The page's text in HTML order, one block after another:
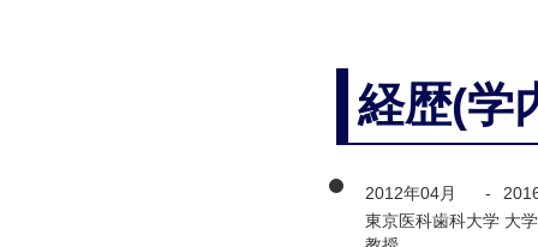
経歴(学
2012年04月 -
東京医科歯科大学 大